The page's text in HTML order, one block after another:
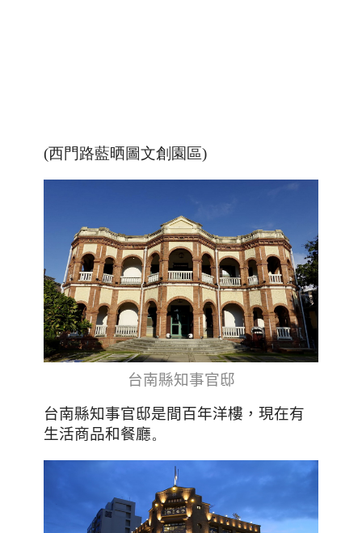
(西門路藍晒圖文創園區)
台南縣知事官邸
台南縣知事官邸是間百年洋樓，現在有
生活商品和餐廳。